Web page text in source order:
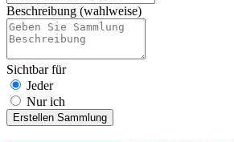
Beschreibung (wahlweise)
Sichtbar für
Jeder
Nur ich
Erstellen Sammlung